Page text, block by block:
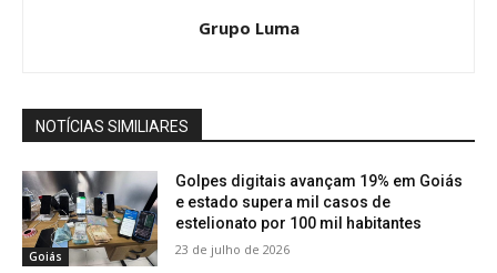
Grupo Luma
NOTÍCIAS SIMILIARES
Goiás
Golpes digitais avançam 19% em Goiás
e estado supera mil casos de
estelionato por 100 mil habitantes
23 de julho de 2026